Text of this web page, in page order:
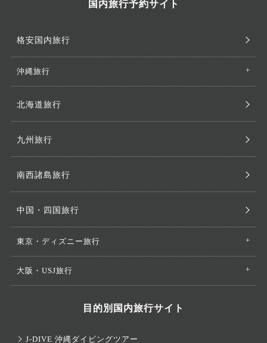
国内旅行予約サイト
格安国内旅行
沖縄旅行
北海道旅行
九州旅行
南西諸島旅行
中国・四国旅行
東京・ディズニー旅行
大阪・USJ旅行
目的別国内旅行サイト